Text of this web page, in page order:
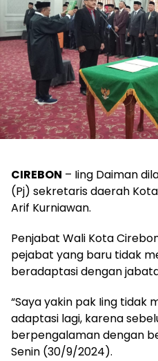
CIREBON – Iing Daiman
(Pj) sekretaris daerah
Arif Kurniawan.
Penjabat Wali Kota
pejabat yang baru tidak
beradaptasi dengan
“Saya yakin pak Iing tidak
adaptasi lagi, karena
berpengalaman dengan
Senin (30/9/2024).